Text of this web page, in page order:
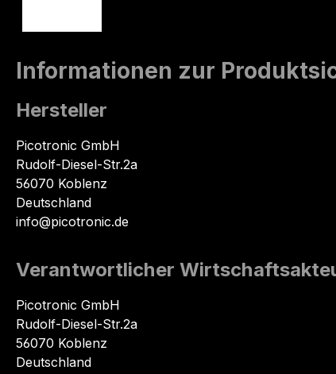
Informationen zur
Hersteller
Picotronic GmbH
Rudolf-Diesel-Str.2a
56070 Koblenz
Deutschland
info@picotronic.de
Verantwortlicher
Picotronic GmbH
Rudolf-Diesel-Str.2a
56070 Koblenz
Deutschland